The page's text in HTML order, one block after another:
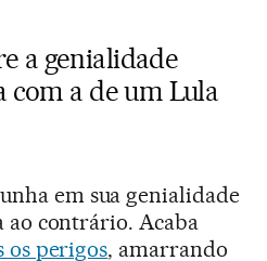
a genialidade
com a de um Lula
em sua genialidade
ao contrário. Acaba
os perigos, amarrando